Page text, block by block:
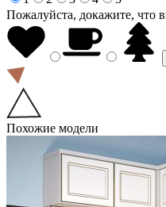
Пожалуйста, докажите, что
Похожие модели